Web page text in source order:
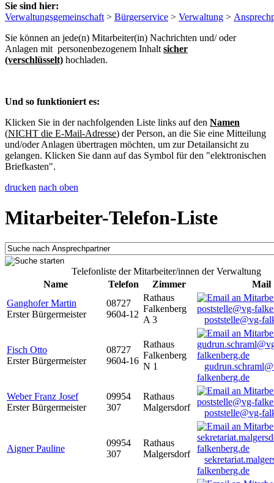
Sie sind hier:
Verwaltungsgemeinschaft > Bürgerservice > Verwaltung >
Sie können an jede(n) Mitarbeiter(in) Nachrichten und/ oder
Anlagen mit personenbezogenem Inhalt sicher
(verschlüsselt) hochladen.
Und so funktioniert es:
Klicken Sie in der nachfolgenden Liste links auf den Namen
(NICHT die E-Mail-Adresse) der Person, an die Sie eine Mitteilung
und/oder Anlagen übertragen möchten, um zur Detailansicht zu
gelangen. Klicken Sie dann auf das Symbol für den "elektronischen
Briefkasten".
drucken nach oben
Mitarbeiter-Telefon-Liste
Telefonliste der Mitarbeiter/innen der Verwaltung
Name
Telefon Zimmer
Mail
Ganghofer Martin
Erster Bürgermeister
08727
9604-12
Rathaus
Falkenberg
A 3
poststelle@vg-
Fisch Otto
Erster Bürgermeister
08727
9604-16
Rathaus
Falkenberg
N 1
falkenberg.de
Weber Franz Josef
Erster Bürgermeister
09954
307
Rathaus
Malgersdorf
poststelle@vg-
Aigner Pauline
09954
307
Rathaus
Malgersdorf
falkenberg.de